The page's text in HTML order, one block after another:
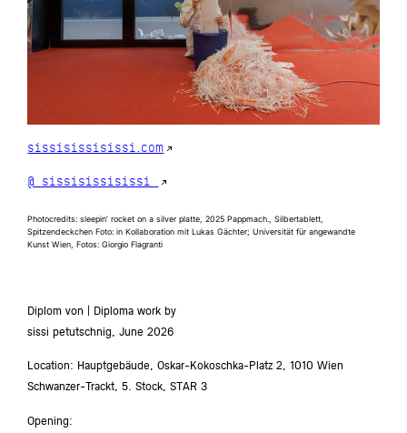
sissisissisissi.com
@_sissisissisissi_
Photocredits: sleepin’ rocket on a silver platte, 2025 Pappmach., Silbertablett,
Spitzendeckchen Foto: in Kollaboration mit Lukas Gächter; Universität für angewandte
Kunst Wien, Fotos: Giorgio Flagranti
Diplom von | Diploma work by
sissi petutschnig, June 2026
Location: Hauptgebäude, Oskar-Kokoschka-Platz 2, 1010 Wien
Schwanzer-Trackt, 5. Stock, STAR 3
Opening: